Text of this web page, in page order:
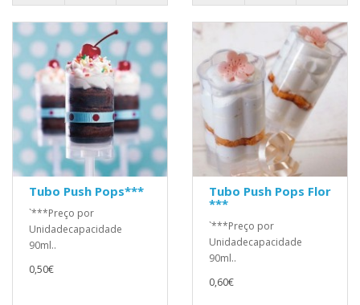
Tubo Push Pops***
`***Preço por
Unidadecapacidade
90ml..
0,50€
Tubo Push Pops Flor
***
`***Preço por
Unidadecapacidade
90ml..
0,60€